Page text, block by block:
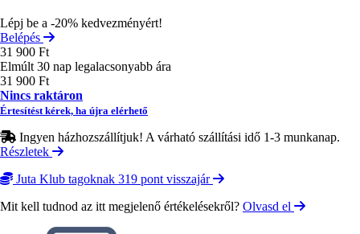
Lépj be a -20% kedvezményért!
Belépés
31 900 Ft
Elmúlt 30 nap legalacsonyabb ára
31 900 Ft
Nincs raktáron
Értesítést kérek, ha újra elérhető
Ingyen házhozszállítjuk! A várható szállítási idő 1-3 munkanap.
Részletek
Juta Klub tagoknak 319 pont visszajár
Mit kell tudnod az itt megjelenő értékelésekről? Olvasd el